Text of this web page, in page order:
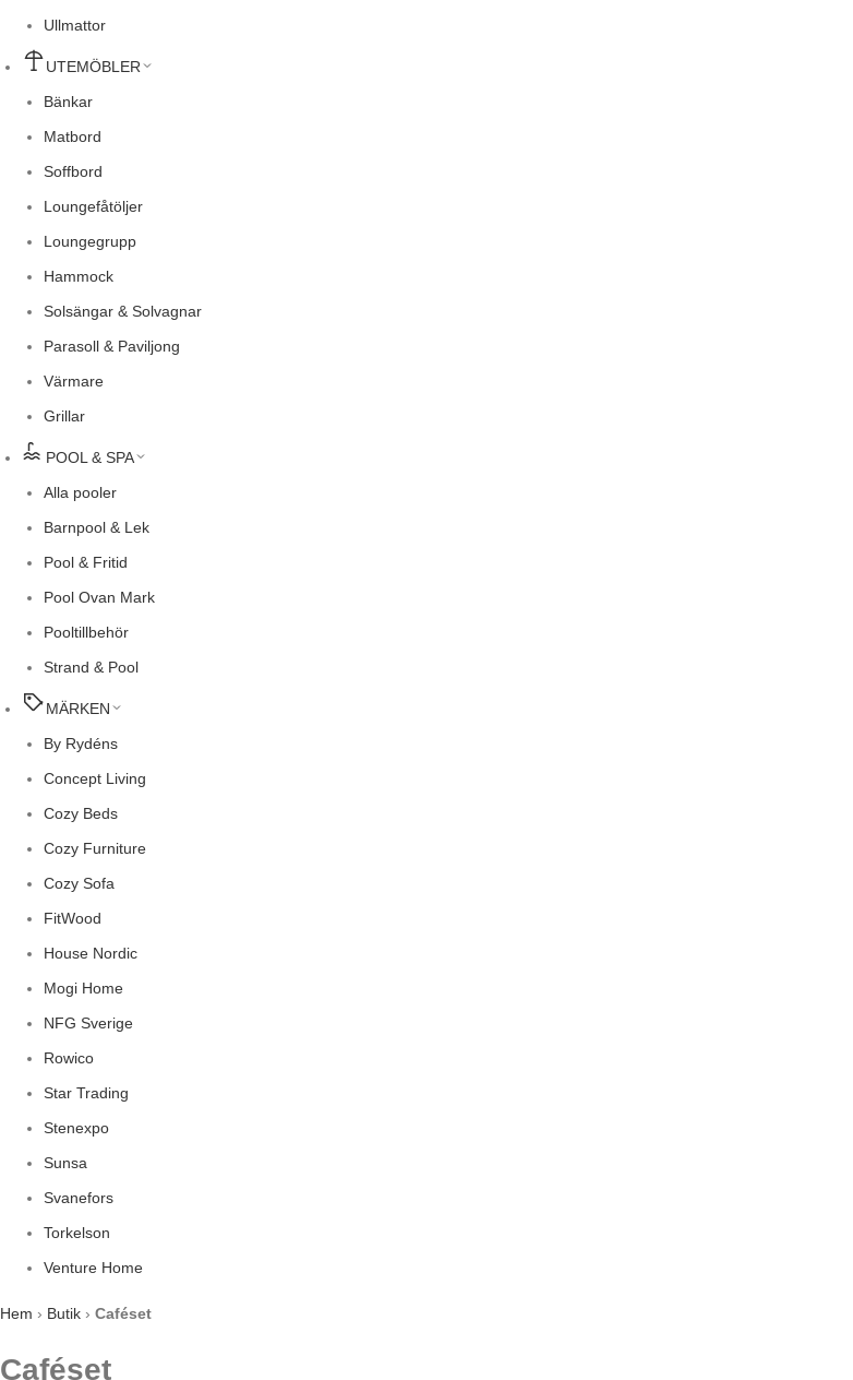
Ullmattor
UTEMÖBLER
Bänkar
Matbord
Soffbord
Loungefåtöljer
Loungegrupp
Hammock
Solsängar & Solvagnar
Parasoll & Paviljong
Värmare
Grillar
POOL & SPA
Alla pooler
Barnpool & Lek
Pool & Fritid
Pool Ovan Mark
Pooltillbehör
Strand & Pool
MÄRKEN
By Rydéns
Concept Living
Cozy Beds
Cozy Furniture
Cozy Sofa
FitWood
House Nordic
Mogi Home
NFG Sverige
Rowico
Star Trading
Stenexpo
Sunsa
Svanefors
Torkelson
Venture Home
Hem › Butik › Caféset
Caféset